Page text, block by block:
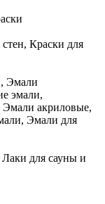
Краски для
Эмали
эмали,
Эмали акриловые,
Эмали для
для сауны и